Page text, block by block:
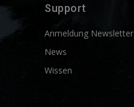
Support
Anmeldung Newsletter
News
Wissen